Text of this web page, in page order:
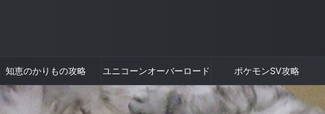
知恵のかりもの攻略 ユニコーンオーバーロード ポケモンSV攻略